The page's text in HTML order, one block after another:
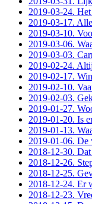
2019-03-24.
2019-03-17.
2019-03-10.
2019-03-06.
2019-03-03.
2019-02-24.
2019-02-17.
2019-02-10.
2019-02-03.
2019-01-27.
2019-01-20. Is
2019-01-13.
2019-01-06. De
2018-12-30.
2018-12-26.
2018-12-25.
2018-12-24. Er
2018-12-23.